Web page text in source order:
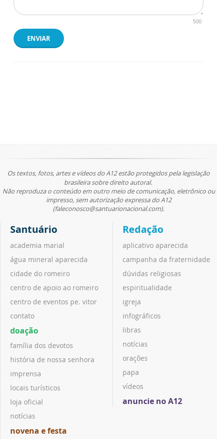
500
ENVIAR
Os textos, fotos, artes e vídeos do A12 estão protegidos pela legislação
brasileira sobre direito autoral.
Não reproduza o conteúdo em outro meio de comunicação, eletrônico ou
impresso, sem autorização expressa do A12
(faleconosco@santuarionacional.com).
Santuário
academia marial
água mineral aparecida
cidade do romeiro
centro de apoio ao romeiro
centro de eventos pe. vitor
contato
doação
família dos devotos
história de nossa senhora
imprensa
locais turísticos
loja oficial
notícias
novena e festa
Redação
aplicativo aparecida
campanha da fraternidade
dúvidas religiosas
espiritualidade
igreja
infográficos
libras
notícias
orações
papa
vídeos
anuncie no A12